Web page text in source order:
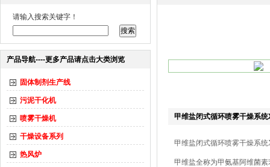
请输入搜索关键字！
产品导航----更多产品请点击大类浏览
固体制剂生产线
污泥干化机
喷雾干燥机
干燥设备系列
热风炉
甲维盐闭式循环喷雾干燥系
甲维盐闭式循环喷雾干燥系统
甲维盐全称为甲氨基阿维菌